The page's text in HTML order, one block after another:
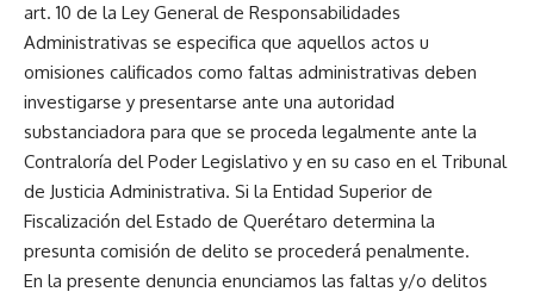
art. 10 de la Ley General de Responsabilidades
Administrativas se especifica que aquellos actos u
omisiones calificados como faltas administrativas deben
investigarse y presentarse ante una autoridad
substanciadora para que se proceda legalmente ante la
Contraloría del Poder Legislativo y en su caso en el Tribunal
de Justicia Administrativa. Si la Entidad Superior de
Fiscalización del Estado de Querétaro determina la
presunta comisión de delito se procederá penalmente.
En la presente denuncia enunciamos las faltas y/o delitos